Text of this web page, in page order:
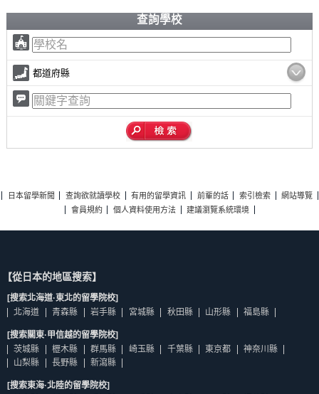
查詢學校
都道府縣
日本留學新聞 查詢欲就讀學校 有用的留學資訊 前輩的話 索引檢索
網站導覽
會員規約
個人資料使用方法 建議瀏覽系統環境
【從日本的地區搜索】
[搜索北海道·東北的留學院校]
北海道
青森縣 岩手縣 宮城縣 秋田縣 山形縣 福島縣
[搜索關東·甲信越的留學院校]
茨城縣
櫪木縣 群馬縣 崎玉縣 千葉縣 東京都
神奈川縣
山梨縣
長野縣 新瀉縣
[搜索東海·北陸的留學院校]